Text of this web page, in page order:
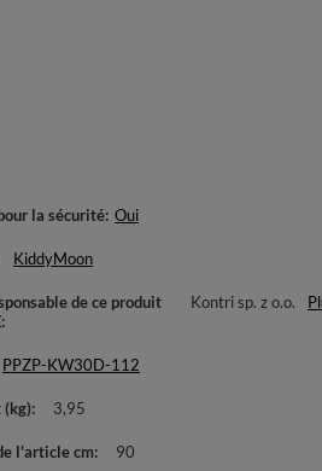
la sécurité Oui
KiddyMoon
de ce produit
Kontri sp. z o.o.
PPZP-KW30D-112
(kg) 3,95
l'article cm 90